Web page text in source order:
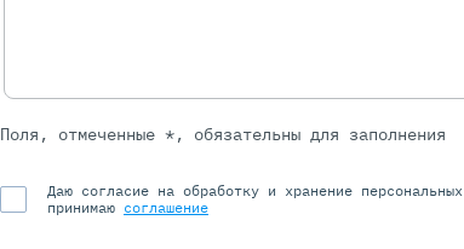
Поля, отмеченные *, обязательны для заполнения
Даю согласие на обработку и хранение персональных
принимаю соглашение